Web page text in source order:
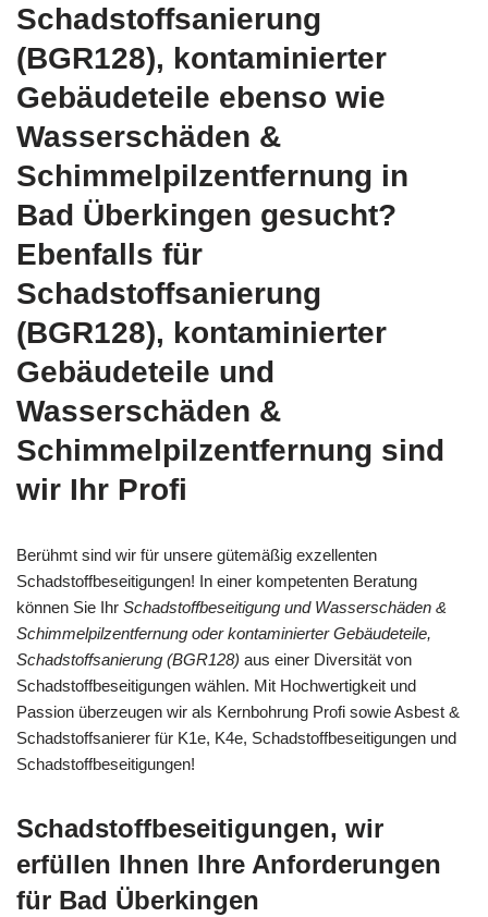
Schadstoffsanierung
(BGR128), kontaminierter
Gebäudeteile ebenso wie
Wasserschäden &
Schimmelpilzentfernung in
Bad Überkingen gesucht?
Ebenfalls für
Schadstoffsanierung
(BGR128), kontaminierter
Gebäudeteile und
Wasserschäden &
Schimmelpilzentfernung sind
wir Ihr Profi
Berühmt sind wir für unsere gütemäßig exzellenten
Schadstoffbeseitigungen! In einer kompetenten Beratung
können Sie Ihr Schadstoffbeseitigung und Wasserschäden &
Schimmelpilzentfernung oder kontaminierter Gebäudeteile,
Schadstoffsanierung (BGR128) aus einer Diversität von
Schadstoffbeseitigungen wählen. Mit Hochwertigkeit und
Passion überzeugen wir als Kernbohrung Profi sowie Asbest &
Schadstoffsanierer für K1e, K4e, Schadstoffbeseitigungen und
Schadstoffbeseitigungen!
Schadstoffbeseitigungen, wir
erfüllen Ihnen Ihre Anforderungen
für Bad Überkingen